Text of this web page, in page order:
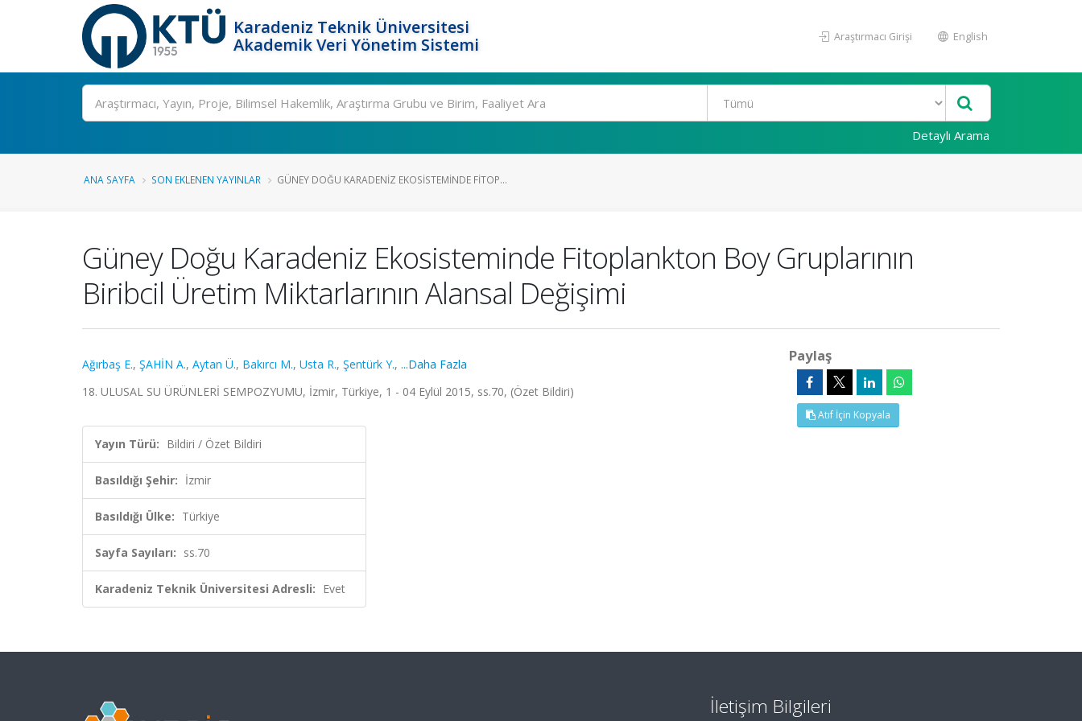
Karadeniz Teknik Üniversitesi
Akademik Veri Yönetim Sistemi
Araştırmacı Girişi English
Ara
Detaylı Arama
ANA SAYFA SON EKLENEN YAYINLAR GÜNEY DOĞU KARADENIZ EKOSISTEMINDE FITOP...
Güney Doğu Karadeniz Ekosisteminde Fitoplankton Boy Gruplarının
Biribcil Üretim Miktarlarının Alansal Değişimi
Ağırbaş E., ŞAHİN A., Aytan Ü., Bakırcı M., Usta R., Şentürk Y., ...Daha Fazla
18. ULUSAL SU ÜRÜNLERİ SEMPOZYUMU, İzmir, Türkiye, 1 - 04 Eylül 2015, ss.70, (Özet Bildiri)
Yayın Türü: Bildiri / Özet Bildiri
Basıldığı Şehir: İzmir
Basıldığı Ülke: Türkiye
Sayfa Sayıları: ss.70
Karadeniz Teknik Üniversitesi Adresli: Evet
Paylaş
Atıf İçin Kopyala
İletişim Bilgileri